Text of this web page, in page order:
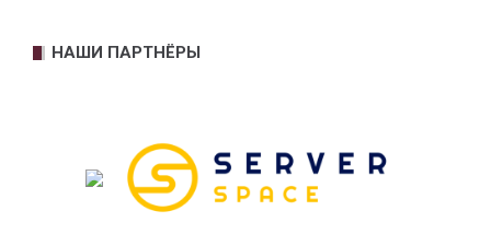
НАШИ ПАРТНЁРЫ